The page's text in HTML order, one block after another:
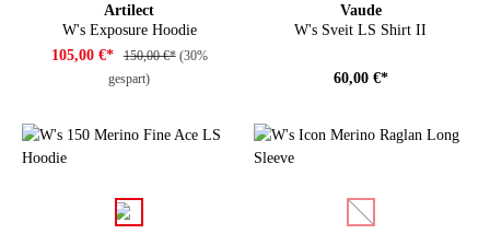
Artilect
W's Exposure Hoodie
105,00 €* 150,00 €* (30%
gespart)
Vaude
W's Sveit LS Shirt II
60,00 €*
auswählen auswählen
(Diese Option ist